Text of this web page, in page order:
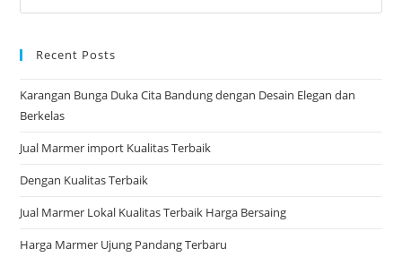
Recent Posts
Karangan Bunga Duka Cita Bandung dengan Desain Elegan dan
Berkelas
Jual Marmer import Kualitas Terbaik
Dengan Kualitas Terbaik
Jual Marmer Lokal Kualitas Terbaik Harga Bersaing
Harga Marmer Ujung Pandang Terbaru